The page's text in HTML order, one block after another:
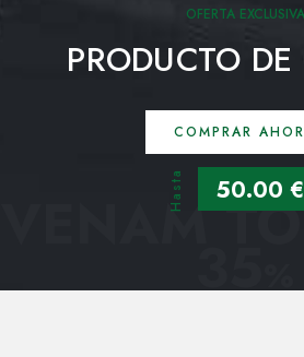
OFERTA EXCLUSIVA
PRODUCTO DE
COMPRAR
Hasta 50.00 €
VENAM
35